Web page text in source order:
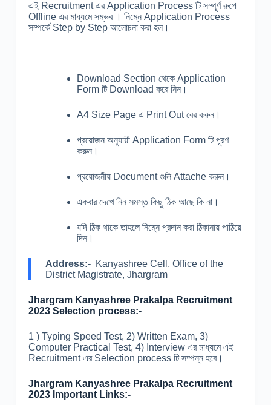
এই Recruitment এর Application Process টি সম্পূর্ণ রুপে
Offline এর মাধ্যমে সম্ভব । নিম্নে Application Process
সম্পর্কে Step by Step আলোচনা করা হল।
Download Section থেকে Application
Form টি Download করে নিন।
A4 Size Page এ Print Out বের করুন।
প্রয়োজন অনুযায়ী Application Form টি পূরণ
করুন।
প্রয়োজনীয় Document গুলি Attache করুন।
একবার দেখে নিন সমস্ত কিছু ঠিক আছে কি না।
যদি ঠিক থাকে তাহলে নিম্নে প্রদান করা ঠিকানায় পাঠিয়ে
দিন।
Address:- Kanyashree Cell, Office of the
District Magistrate, Jhargram
Jhargram Kanyashree Prakalpa Recruitment
2023 Selection process:-
1 ) Typing Speed Test, 2) Written Exam, 3)
Computer Practical Test, 4) Interview এর মাধ্যমে এই
Recruitment এর Selection process টি সম্পন্ন হবে।
Jhargram Kanyashree Prakalpa Recruitment
2023 Important Links:-